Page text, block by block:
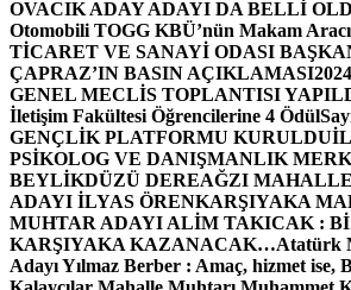
OVACIK ADAY ADAYI DA BELLİ
Otomobili TOGG KBÜ’nün Makam
TİCARET VE SANAYİ ODASI
ÇAPRAZ’IN BASIN AÇIKLAMASI
GENEL MECLİS TOPLANTISI
İletişim Fakültesi Öğrencilerine 4 Ödül
GENÇLİK PLATFORMU KURULDU
PSİKOLOG VE DANIŞMANLIK
BEYLİKDÜZÜ DEREAĞZI
ADAYI İLYAS ÖRENKARŞIYAKA
MUHTAR ADAYI ALİM TAKICAK :
KARŞIYAKA KAZANACAK…Atatürk
Adayı Yılmaz Berber : Amaç, hizmet